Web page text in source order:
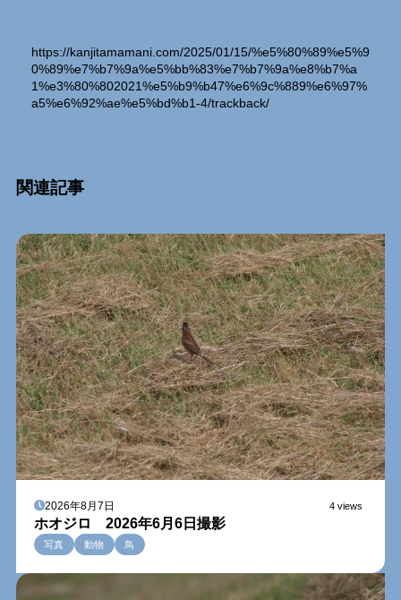
https://kanjitamamani.com/2025/01/15/%e5%80%89%e5%9
0%89%e7%b7%9a%e5%bb%83%e7%b7%9a%e8%b7%a
1%e3%80%802021%e5%b9%b47%e6%9c%889%e6%97%
a5%e6%92%ae%e5%bd%b1-4/trackback/
関連記事Relation Entry
2026年8月7日 4 views
ホオジロ 2026年6月6日撮影
写真 動物 鳥